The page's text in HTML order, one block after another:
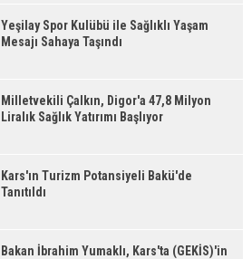
Yeşilay Spor Kulübü ile Sağlıklı Yaşam
Mesajı Sahaya Taşındı
Milletvekili Çalkın, Digor'a 47,8 Milyon
Liralık Sağlık Yatırımı Başlıyor
Kars'ın Turizm Potansiyeli Bakü'de
Tanıtıldı
Bakan İbrahim Yumaklı, Kars'ta (GEKİS)'in